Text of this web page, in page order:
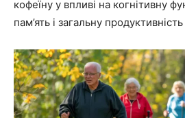
кофеїну у впливі на когнітивну
пам’ять і загальну